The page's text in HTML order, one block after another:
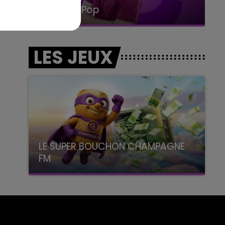
La Radio Pop
LES JEUX
LE SUPER BOUCHON CHAMPAGNE
FM
avec La Famille Champagne FM, à 8H10